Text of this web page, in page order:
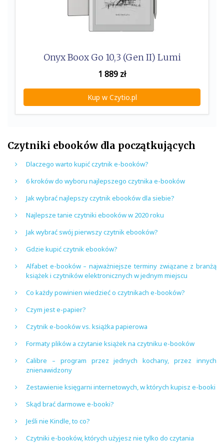
Onyx Boox Go 10,3 (Gen II) Lumi
1 889 zł
Kup w Czytio.pl
Czytniki ebooków dla początkujących
Dlaczego warto kupić czytnik e-booków?
6 kroków do wyboru najlepszego czytnika e-booków
Jak wybrać najlepszy czytnik ebooków dla siebie?
Najlepsze tanie czytniki ebooków w 2020 roku
Jak wybrać swój pierwszy czytnik ebooków?
Gdzie kupić czytnik ebooków?
Alfabet e-booków – najważniejsze terminy związane z branżą
książek i czytników elektronicznych w jednym miejscu
Co każdy powinien wiedzieć o czytnikach e-booków?
Czym jest e-papier?
Czytnik e-booków vs. książka papierowa
Formaty plików a czytanie książek na czytniku e-booków
Calibre – program przez jednych kochany, przez innych
znienawidzony
Zestawienie księgarni internetowych, w których kupisz e-booki
Skąd brać darmowe e-booki?
Jeśli nie Kindle, to co?
Czytniki e-booków, których użyjesz nie tylko do czytania